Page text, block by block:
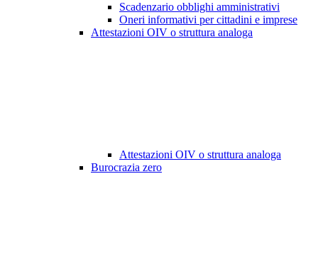
Scadenzario obblighi amministrativi
Oneri informativi per cittadini e imprese
Attestazioni OIV o struttura analoga
Attestazioni OIV o struttura analoga
Burocrazia zero